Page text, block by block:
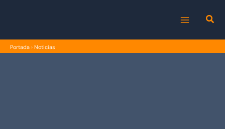
MENU
Portada › Noticias